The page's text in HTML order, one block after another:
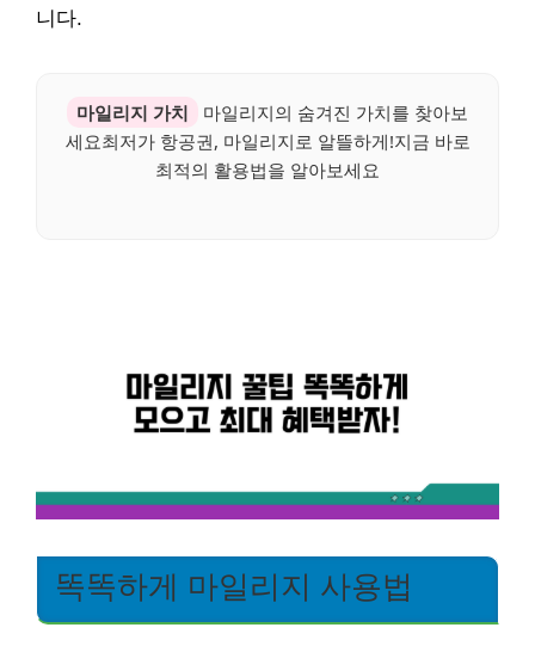
니다.
마일리지 가치
마일리지의 숨겨진 가치를 찾아보
세요최저가 항공권, 마일리지로 알뜰하게!지금 바로
최적의 활용법을 알아보세요
똑똑하게 마일리지 사용법